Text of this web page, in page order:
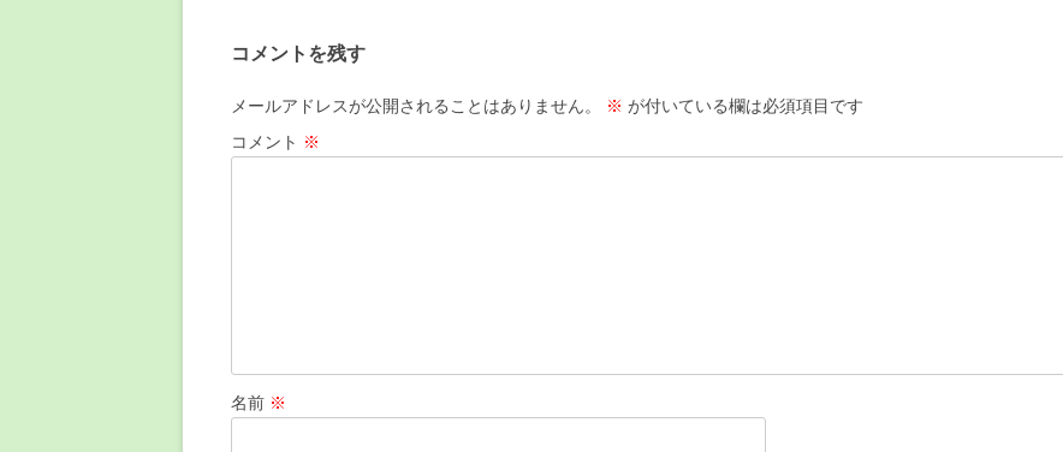
コメントを残す
メールアドレスが公開されることはありません。 ※ が付いている欄は必須項目です
コメント ※
名前 ※